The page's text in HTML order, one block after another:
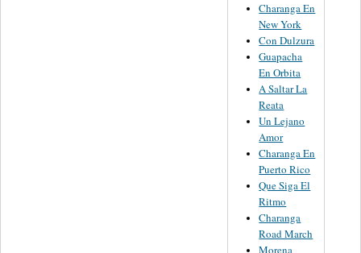
Charanga En
New York
Con Dulzura
Guapacha
En Orbita
A Saltar La
Reata
Un Lejano
Amor
Charanga En
Puerto Rico
Que Siga El
Ritmo
Charanga
Road March